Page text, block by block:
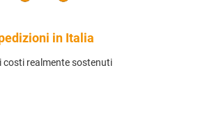
in Italia
costi realmente sostenuti